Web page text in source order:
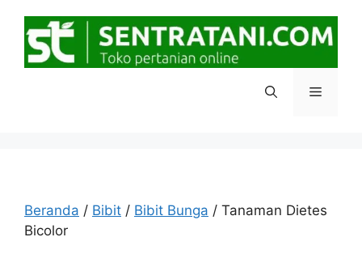
Menu
Beranda / Bibit / Bibit Bunga / Tanaman Dietes
Bicolor